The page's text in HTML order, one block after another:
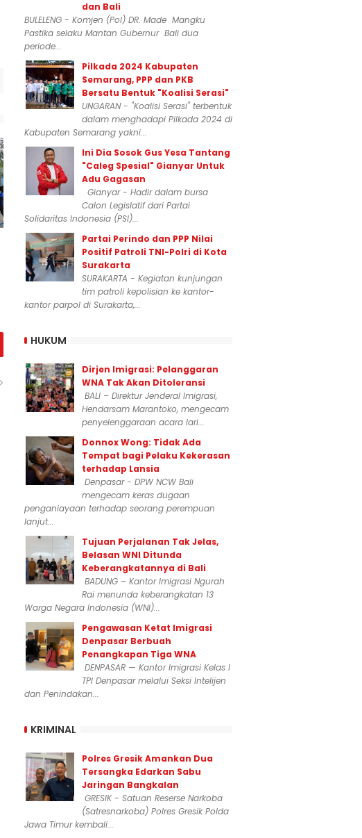
dan Bali
BULELENG - Komjen (Pol) DR. Made Mangku
Pastika selaku Mantan Gubernur Bali dua
periode...
Pilkada 2024 Kabupaten
Semarang, PPP dan PKB
Bersatu Bentuk "Koalisi Serasi"
UNGARAN - "Koalisi Serasi" terbentuk
dalam menghadapi Pilkada 2024 di
Kabupaten Semarang yakni...
Ini Dia Sosok Gus Yesa Tantang
"Caleg Spesial" Gianyar Untuk
Adu Gagasan
Gianyar - Hadir dalam bursa
Calon Legislatif dari Partai
Solidaritas Indonesia (PSI)...
Partai Perindo dan PPP Nilai
Positif Patroli TNI-Polri di Kota
Surakarta
SURAKARTA - Kegiatan kunjungan
tim patroli kepolisian ke kantor-
kantor parpol di Surakarta,...
HUKUM
Dirjen Imigrasi: Pelanggaran
WNA Tak Akan Ditoleransi
BALI – Direktur Jenderal Imigrasi,
Hendarsam Marantoko, mengecam
penyelenggaraan acara lari...
Donnox Wong: Tidak Ada
Tempat bagi Pelaku Kekerasan
terhadap Lansia
Denpasar - DPW NCW Bali
mengecam keras dugaan
penganiayaan terhadap seorang perempuan
lanjut...
Tujuan Perjalanan Tak Jelas,
Belasan WNI Ditunda
Keberangkatannya di Bali
BADUNG – Kantor Imigrasi Ngurah
Rai menunda keberangkatan 13
Warga Negara Indonesia (WNI)...
Pengawasan Ketat Imigrasi
Denpasar Berbuah
Penangkapan Tiga WNA
DENPASAR — Kantor Imigrasi Kelas I
TPI Denpasar melalui Seksi Intelijen
dan Penindakan...
KRIMINAL
Polres Gresik Amankan Dua
Tersangka Edarkan Sabu
Jaringan Bangkalan
GRESIK - Satuan Reserse Narkoba
(Satresnarkoba) Polres Gresik Polda
Jawa Timur kembali...